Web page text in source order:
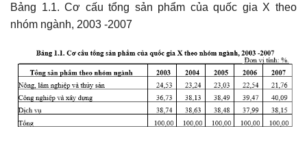
Bảng 1.1. Cơ cấu tổng sản phẩm của quốc gia X theo
nhóm ngành, 2003 -2007